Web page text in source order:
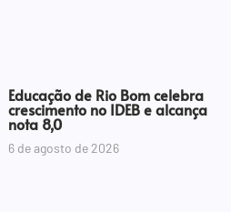
Educação de Rio Bom celebra
crescimento no IDEB e alcança
nota 8,0
6 de agosto de 2026